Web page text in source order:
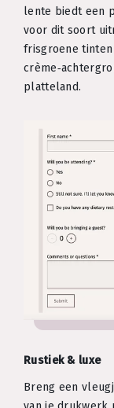
lente biedt een
voor dit soort
frisgroene
platteland.
Rustiek & luxe
Breng een